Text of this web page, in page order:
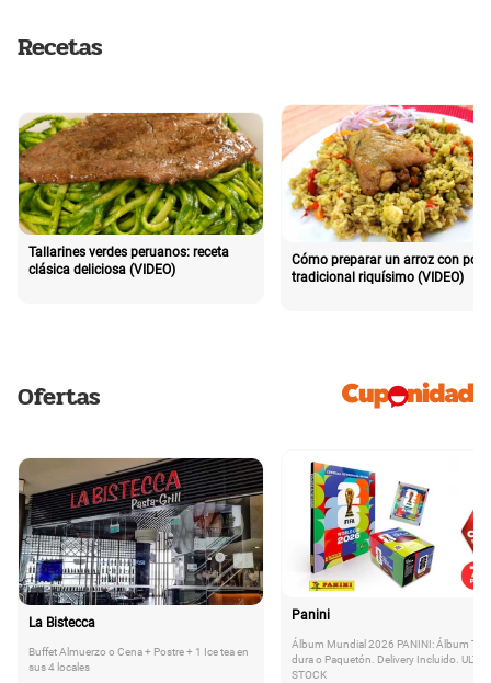
Recetas
Tallarines verdes peruanos: receta
clásica deliciosa (VIDEO)
Cómo preparar un arroz con pollo
tradicional riquísimo (VIDEO)
Ofertas
La Bistecca
Buffet Almuerzo o Cena + Postre + 1 Ice tea en
sus 4 locales
Panini
Álbum Mundial 2026 PANINI: Álbum
dura o Paquetón. Delivery Incluido.
STOCK